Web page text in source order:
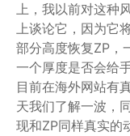
上，我以前对这种
上谈论它，因为它
部分高度恢复ZP，
一个厚度是否会给
目前在海外网站有
天我们了解一波，
现和ZP同样真实的